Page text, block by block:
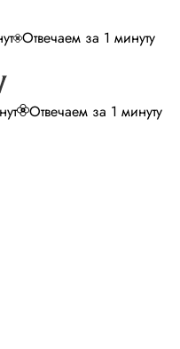
Отвечаем за 1 минуту
Отвечаем за 1 минуту